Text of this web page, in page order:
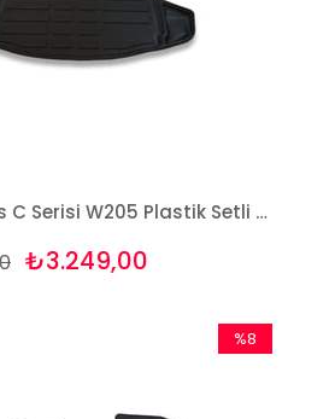
Mercedes C Serisi W205 Plastik Setli 2014 Ve Sonrası Paspas ve Bagaj Havuzu Seti
₺3.249,00
%8